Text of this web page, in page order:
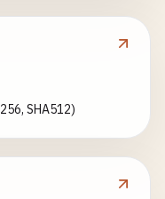
SHA512)